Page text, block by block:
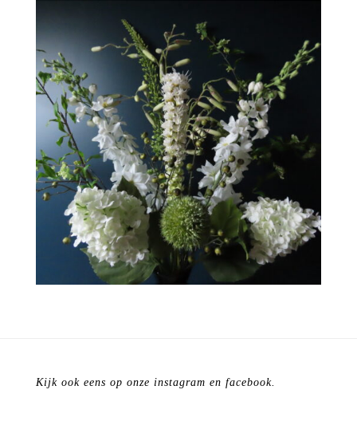
Kijk ook eens op onze instagram en facebook.